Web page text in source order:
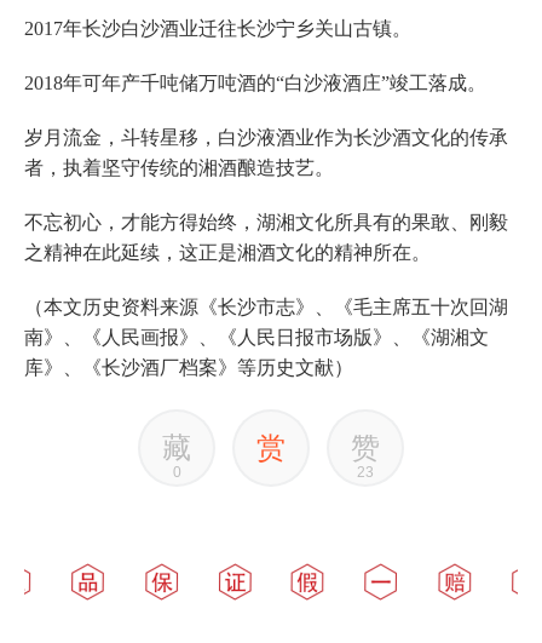
2017年长沙白沙酒业迁往长沙宁乡关山古镇。
2018年可年产千吨储万吨酒的“白沙液酒庄”竣工落成。
岁月流金，斗转星移，白沙液酒业作为长沙酒文化的传承
者，执着坚守传统的湘酒酿造技艺。
不忘初心，才能方得始终，湖湘文化所具有的果敢、刚毅
之精神在此延续，这正是湘酒文化的精神所在。
（本文历史资料来源《长沙市志》、《毛主席五十次回湖
南》、《人民画报》、《人民日报市场版》、《湖湘文
库》、《长沙酒厂档案》等历史文献）
藏
0
赏 赞
23